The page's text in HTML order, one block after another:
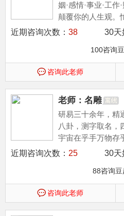
姻·感情·事业·工
颠覆你的人生观。
近期咨询次数： 38 30天好
100咨询
咨询此老师
老师：名雕
研易三十余年，精
八卦，测字取名，
宇宙在乎手万物存
性道家组织易学专
近期咨询次数： 25 30天好
88咨询豆
咨询此老师